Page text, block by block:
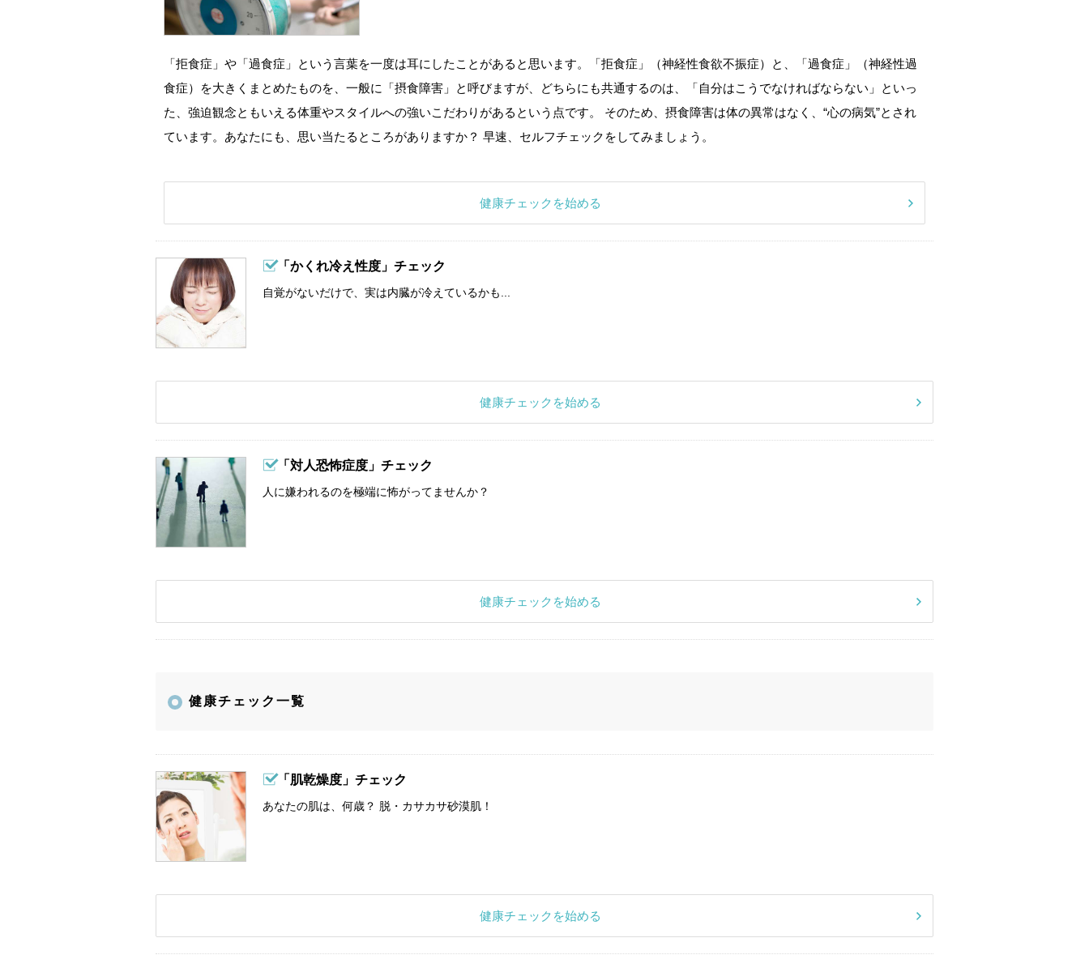
「拒食症」や「過食症」という言葉を一度は耳にしたことがあると思います。「拒食症」（神経性食欲不振症）と、「過食症」（神経性過
食症）を大きくまとめたものを、一般に「摂食障害」と呼びますが、どちらにも共通するのは、「自分はこうでなければならない」といっ
た、強迫観念ともいえる体重やスタイルへの強いこだわりがあるという点です。 そのため、摂食障害は体の異常はなく、“心の病気”とされ
ています。あなたにも、思い当たるところがありますか？ 早速、セルフチェックをしてみましょう。
健康チェックを始める
「かくれ冷え性度」チェック
自覚がないだけで、実は内臓が冷えているかも...
健康チェックを始める
「対人恐怖症度」チェック
人に嫌われるのを極端に怖がってませんか？
健康チェックを始める
健康チェック一覧
「肌乾燥度」チェック
あなたの肌は、何歳？ 脱・カサカサ砂漠肌！
健康チェックを始める